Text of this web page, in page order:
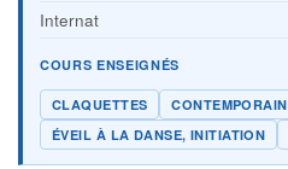
Internat
COURS ENSEIGNÉS
CLAQUETTES CONTEMPORAIN
ÉVEIL À LA DANSE, INITIATION